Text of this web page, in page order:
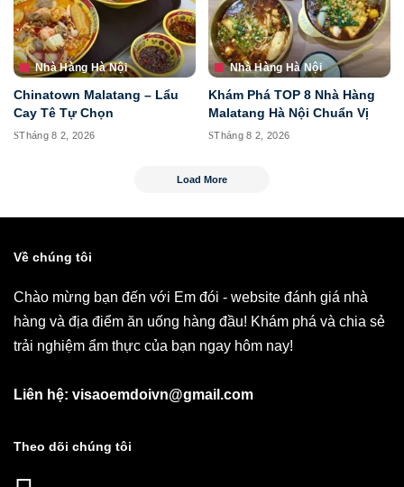
Nhà Hàng Hà Nội
Chinatown Malatang – Lẩu
Cay Tê Tự Chọn
Tháng 8 2, 2026
Nhà Hàng Hà Nội
Khám Phá TOP 8 Nhà Hàng
Malatang Hà Nội Chuẩn Vị
Tháng 8 2, 2026
Load More
Về chúng tôi
Chào mừng bạn đến với Em đói - website đánh giá nhà
hàng và địa điểm ăn uống hàng đầu! Khám phá và chia sẻ
trải nghiệm ẩm thực của bạn ngay hôm nay!
Liên hệ: visaoemdoivn@gmail.com
Theo dõi chúng tôi